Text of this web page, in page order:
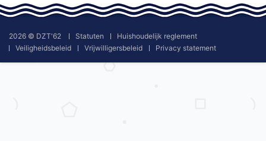
2026 © DZT'62 Statuten
Huishoudelijk reglement
Veiligheidsbeleid
Vrijwilligersbeleid Privacy statement